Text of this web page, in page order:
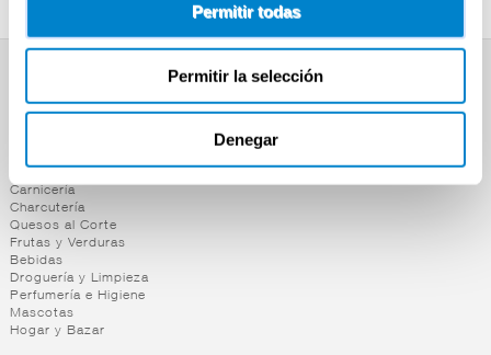
Permitir todas
Permitir la selección
Denegar
Carnicería
Charcutería
Quesos al Corte
Frutas y Verduras
Bebidas
Droguería y Limpieza
Perfumería e Higiene
Mascotas
Hogar y Bazar